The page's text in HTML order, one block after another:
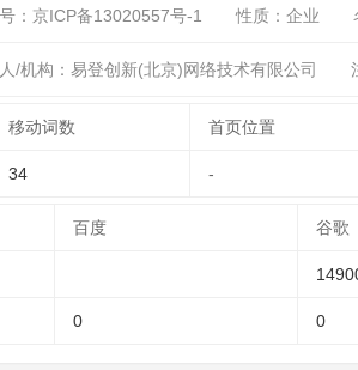
：京ICP备13020557号-1 性质： 企业
/机构：易登创新(北京)网络技术有限公司
移动词数 首页位置
34 -
百度 谷歌
0 0